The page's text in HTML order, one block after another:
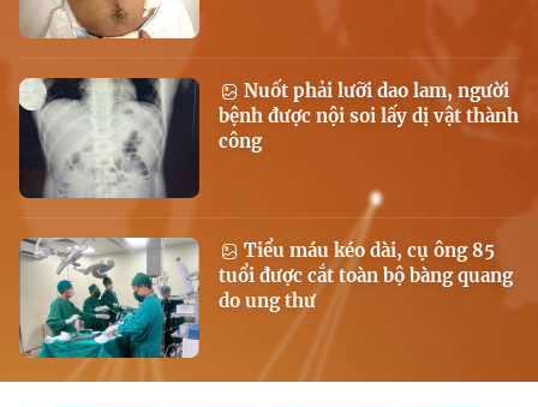
Nuốt phải lưỡi dao lam, người
bệnh được nội soi lấy dị vật thành
công
Tiểu máu kéo dài, cụ ông 85
tuổi được cắt toàn bộ bàng quang
do ung thư